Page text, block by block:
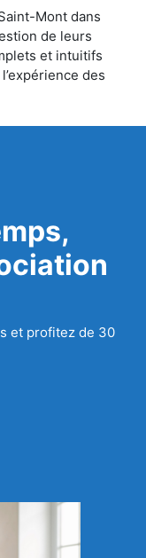
Mont dans
de leurs
et intuitifs
des
et profitez de 30